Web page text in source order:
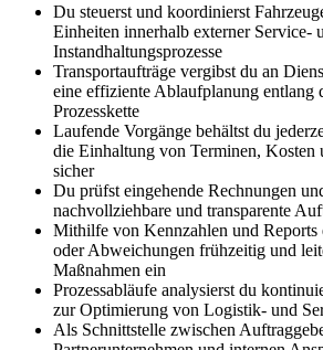
Du steuerst und koordinierst
Einheiten innerhalb externer Service-
Instandhaltungsprozesse
Transportaufträge vergibst du an
eine effiziente Ablaufplanung entlang
Prozesskette
Laufende Vorgänge behältst du
die Einhaltung von Terminen, Kosten
sicher
Du prüfst eingehende Rechnungen
nachvollziehbare und transparente
Mithilfe von Kennzahlen und Reports
oder Abweichungen frühzeitig und
Maßnahmen ein
Prozessabläufe analysierst du
zur Optimierung von Logistik- und
Als Schnittstelle zwischen